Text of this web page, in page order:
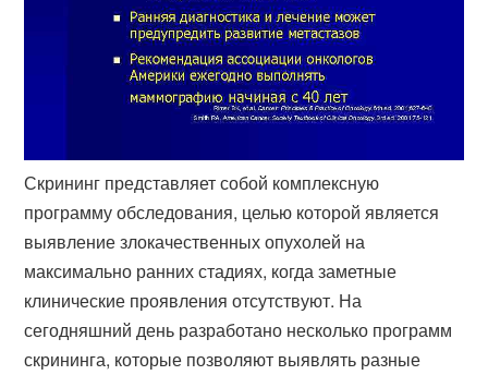
Скрининг представляет собой комплексную
программу обследования, целью которой является
выявление злокачественных опухолей на
максимально ранних стадиях, когда заметные
клинические проявления отсутствуют. На
сегодняшний день разработано несколько программ
скрининга, которые позволяют выявлять разные